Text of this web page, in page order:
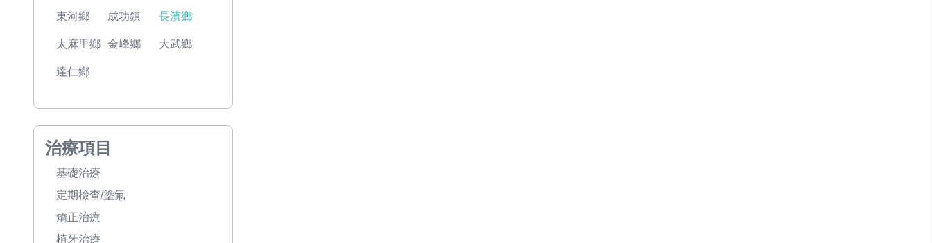
東河鄉 成功鎮 長濱鄉
太麻里鄉 金峰鄉 大武鄉
達仁鄉
治療項目
基礎治療
定期檢查/塗氟
矯正治療
植牙治療